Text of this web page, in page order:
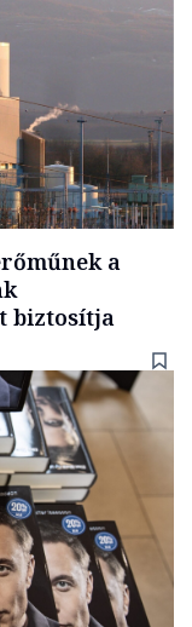
a
biztosítja